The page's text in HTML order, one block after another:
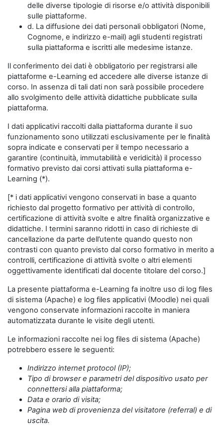
delle diverse tipologie di risorse e/o attività disponibili
sulle piattaforme.
d. La diffusione dei dati personali obbligatori (Nome,
Cognome, e indirizzo e-mail) agli studenti registrati
sulla piattaforma e iscritti alle medesime istanze.
Il conferimento dei dati è obbligatorio per registrarsi alle
piattaforme e-Learning ed accedere alle diverse istanze di
corso. In assenza di tali dati non sarà possibile procedere
allo svolgimento delle attività didattiche pubblicate sulla
piattaforma.
I dati applicativi raccolti dalla piattaforma durante il suo
funzionamento sono utilizzati esclusivamente per le finalità
sopra indicate e conservati per il tempo necessario a
garantire (continuità, immutabilità e veridicità) il processo
formativo previsto dai corsi attivati sulla piattaforma e-
Learning (*).
[* i dati applicativi vengono conservati in base a quanto
richiesto dal progetto formativo per attività di controllo,
certificazione di attività svolte e altre finalità organizzative e
didattiche. I termini saranno ridotti in caso di richieste di
cancellazione da parte dell’utente quando questo non
contrasti con quanto previsto dal corso formativo in merito a
controlli, certificazione di attività svolte o altri elementi
oggettivamente identificati dal docente titolare del corso.]
La presente piattaforma e-Learning fa inoltre uso di log files
di sistema (Apache) e log files applicativi (Moodle) nei quali
vengono conservate informazioni raccolte in maniera
automatizzata durante le visite degli utenti.
Le informazioni raccolte nei log files di sistema (Apache)
potrebbero essere le seguenti:
Indirizzo internet protocol (IP);
Tipo di browser e parametri del dispositivo usato per
connettersi alla piattaforma;
Data e orario di visita;
Pagina web di provenienza del visitatore (referral) e di
uscita.